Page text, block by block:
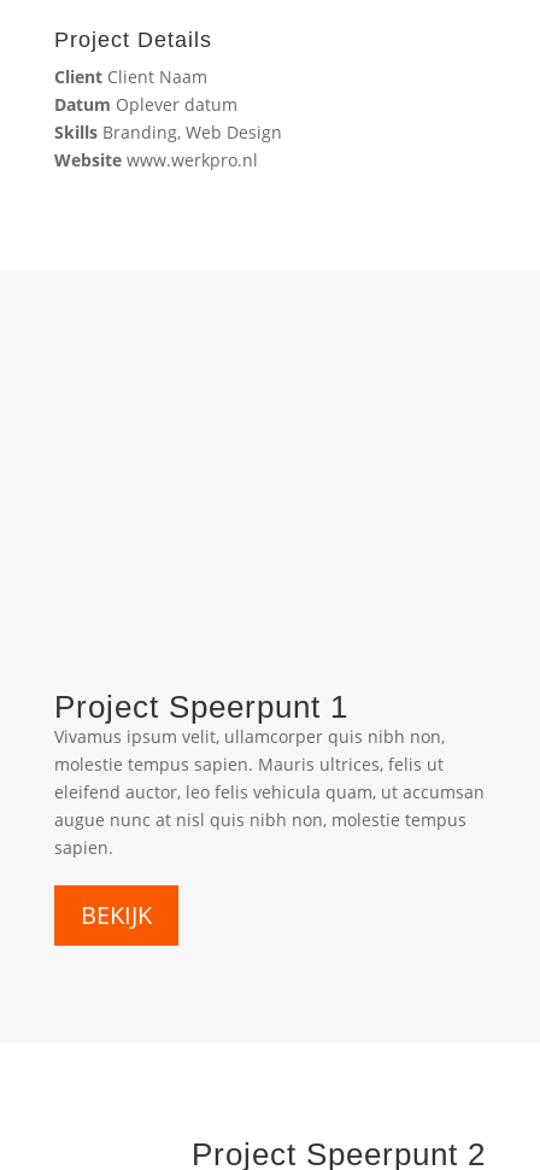
Project Details
Client Client Naam
Datum Oplever datum
Skills Branding, Web Design
Website www.werkpro.nl
Project Speerpunt 1
Vivamus ipsum velit, ullamcorper quis nibh non,
molestie tempus sapien. Mauris ultrices, felis ut
eleifend auctor, leo felis vehicula quam, ut accumsan
augue nunc at nisl quis nibh non, molestie tempus
sapien.
BEKIJK
Project Speerpunt 2